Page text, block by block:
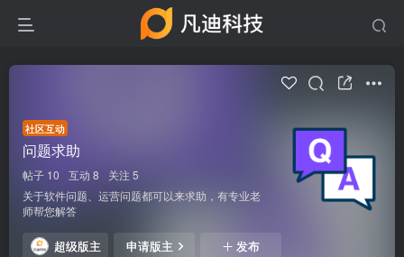
社区互动
问题求助
帖子 10 互动 8
关注 5
关于软件问题、运营问题都可以来求助，有专业老
师帮您解答
超级版主 申请版主 发布